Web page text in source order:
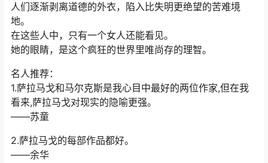
人们逐渐剥离道德的外衣，陷入比失明更绝望的苦难境
地。
在这些人中，只有一个女人还能看见。
她的眼睛，是这个疯狂的世界里唯尚存的理智。
名人推荐：
1.萨拉马戈和马尔克斯是我心目中最好的两位作家,但在我
看来,萨拉马戈对现实的隐喻更强。
——苏童
2.萨拉马戈的每部作品都好。
——余华